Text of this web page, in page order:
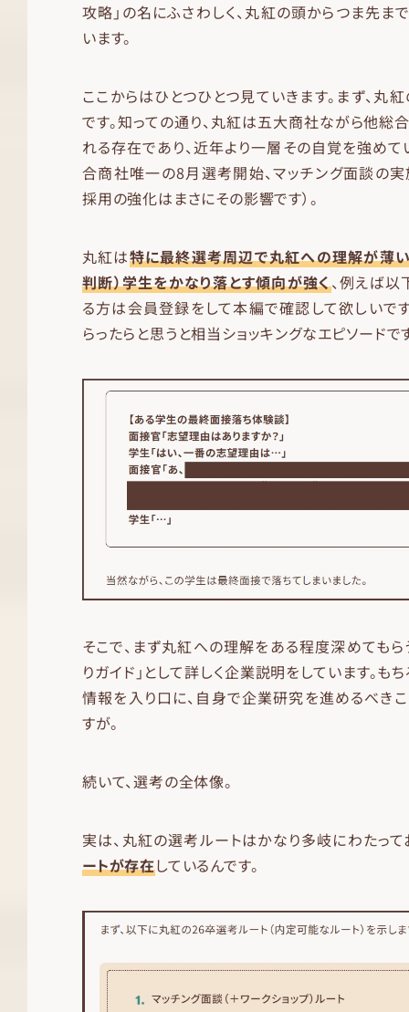
攻略」の名にふさわしく、丸紅の頭からつま先ま
います。
ここからはひとつひとつ見ていきます。まず、丸
です。知っての通り、丸紅は五大商社ながら他総
れる存在であり、近年より一層その自覚を強めて
合商社唯一の8月選考開始、マッチング面談の実
採用の強化はまさにその影響です）。
丸紅は特に最終選考周辺で丸紅への理解が薄
判断）学生をかなり落とす傾向が強く、例えば以
る方は会員登録をして本編で確認して欲しいで
らったらと思うと相当ショッキングなエピソードで
そこで、まず丸紅への理解をある程度深めてもら
りガイド」として詳しく企業説明をしています。も
情報を入り口に、自身で企業研究を進めるべき
すが。
続いて、選考の全体像。
実は、丸紅の選考ルートはかなり多岐にわたって
ートが存在しているんです。